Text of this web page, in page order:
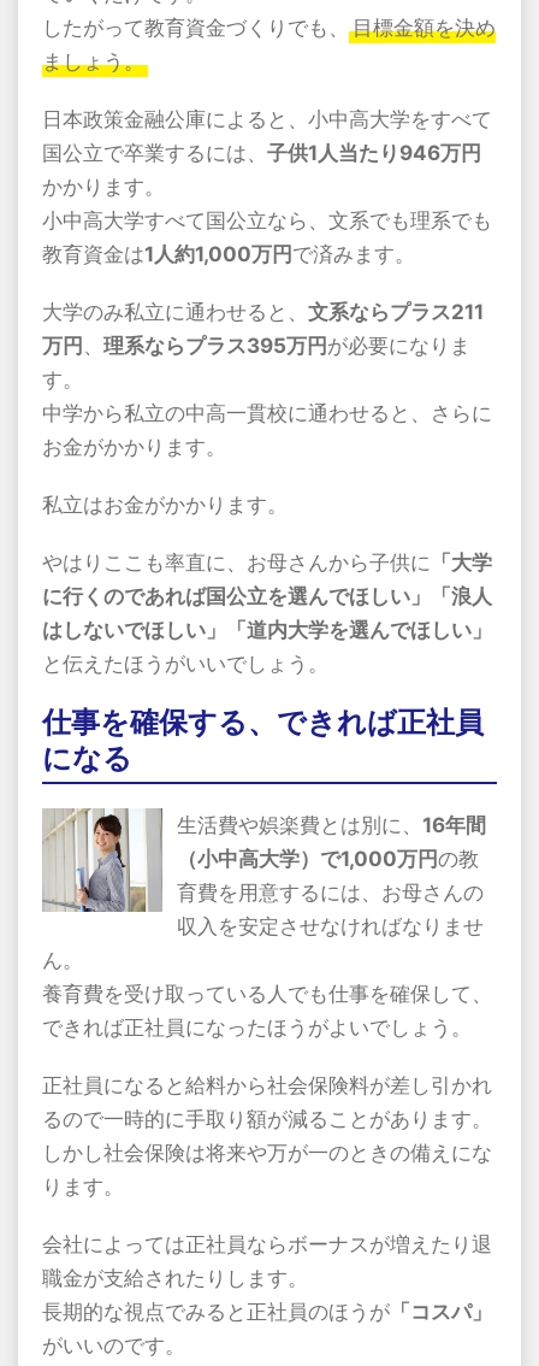
したがって教育資金づくりでも、
目標金額を決め
ましょう。
日本政策金融公庫によると、小中高大学をすべて
国公立で卒業するには、 子供1人当たり946万円
かかります。
小中高大学すべて国公立なら、文系でも理系でも
教育資金は1人約1,000万円 で済みます。
大学のみ私立に通わせると、 文系ならプラス211
万円 、 理系ならプラス395万円 が必要になりま
す。
中学から私立の中高一貫校に通わせると、さらに
お金がかかります。
私立はお金がかかります。
やはりここも率直に、お母さんから子供に 「大学
に行くのであれば国公立を選んでほしい」「浪人
はしないでほしい」「道内大学を選んでほしい」
と伝えたほうがいいでしょう。
仕事を確保する、できれば正社員
になる
生活費や娯楽費とは別に、 16年間
（小中高大学）で1,000万円の教
育費を用意するには、お母さんの
収入を安定させなければなりませ
ん。
養育費を受け取っている人でも仕事を確保して、
できれば正社員になったほうがよいでしょう。
正社員になると給料から社会保険料が差し引かれ
るので一時的に手取り額が減ることがあります。
しかし社会保険は将来や万が一のときの備えにな
ります。
会社によっては正社員ならボーナスが増えたり退
職金が支給されたりします。
長期的な視点でみると正社員のほうが 「コスパ」
がいいのです。